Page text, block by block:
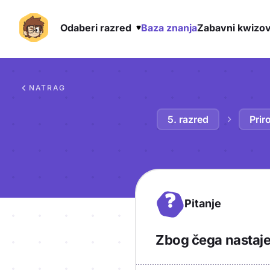
Odaberi razred Baza znanjaZabavni
NATRAG
5. razred
? Pitanje
Zbog čega